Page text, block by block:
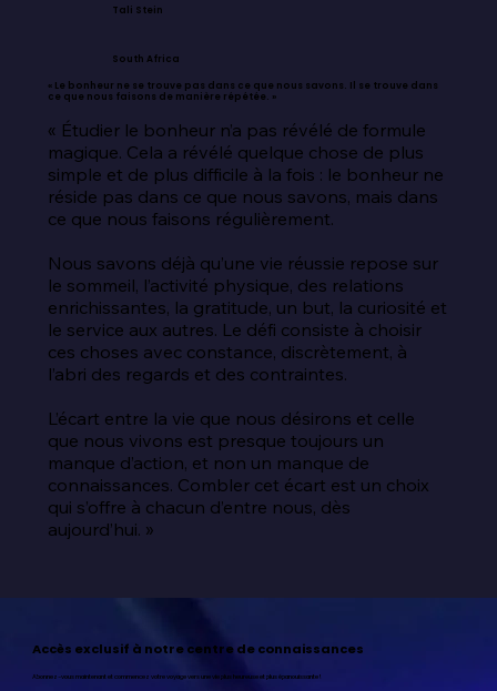
Tali Stein
South Africa
« Le bonheur ne se trouve pas dans ce que nous savons. Il se trouve dans
ce que nous faisons de manière répétée. »
« Étudier le bonheur n’a pas révélé de formule
magique. Cela a révélé quelque chose de plus
simple et de plus difficile à la fois : le bonheur ne
réside pas dans ce que nous savons, mais dans
ce que nous faisons régulièrement.
Nous savons déjà qu’une vie réussie repose sur
le sommeil, l’activité physique, des relations
enrichissantes, la gratitude, un but, la curiosité et
le service aux autres. Le défi consiste à choisir
ces choses avec constance, discrètement, à
l’abri des regards et des contraintes.
L’écart entre la vie que nous désirons et celle
que nous vivons est presque toujours un
manque d’action, et non un manque de
connaissances. Combler cet écart est un choix
qui s’offre à chacun d’entre nous, dès
aujourd’hui. »
Accès exclusif à notre centre de connaissances
Abonnez-vous maintenant et commencez votre voyage vers une vie plus heureuse et plus épanouissante !